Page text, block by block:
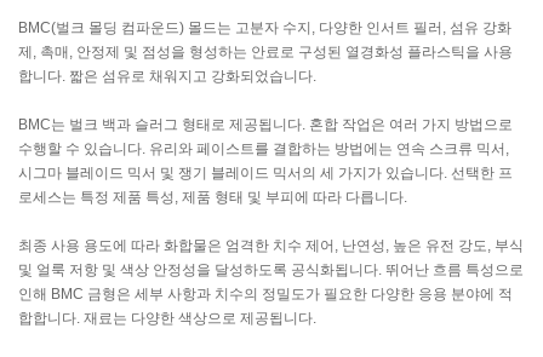
BMC(벌크 몰딩 컴파운드) 몰드는 고분자 수지, 다양한 인서트 필러, 섬유 강화
제, 촉매, 안정제 및 점성을 형성하는 안료로 구성된 열경화성 플라스틱을 사용
합니다. 짧은 섬유로 채워지고 강화되었습니다.
BMC는 벌크 백과 슬러그 형태로 제공됩니다. 혼합 작업은 여러 가지 방법으로
수행할 수 있습니다. 유리와 페이스트를 결합하는 방법에는 연속 스크류 믹서,
시그마 블레이드 믹서 및 쟁기 블레이드 믹서의 세 가지가 있습니다. 선택한 프
로세스는 특정 제품 특성, 제품 형태 및 부피에 따라 다릅니다.
최종 사용 용도에 따라 화합물은 엄격한 치수 제어, 난연성, 높은 유전 강도, 부식
및 얼룩 저항 및 색상 안정성을 달성하도록 공식화됩니다. 뛰어난 흐름 특성으로
인해 BMC 금형은 세부 사항과 치수의 정밀도가 필요한 다양한 응용 분야에 적
합합니다. 재료는 다양한 색상으로 제공됩니다.